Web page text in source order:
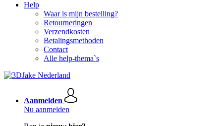
Help
Waar is mijn bestelling?
Retourneringen
Verzendkosten
Betalingsmethoden
Contact
Alle help-thema`s
Aanmelden
Nu aanmelden